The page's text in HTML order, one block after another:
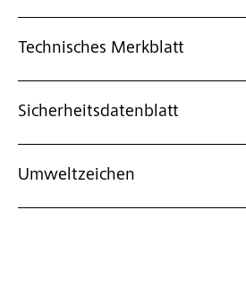
Technisches Merkblatt
Sicherheitsdatenblatt
Umweltzeichen